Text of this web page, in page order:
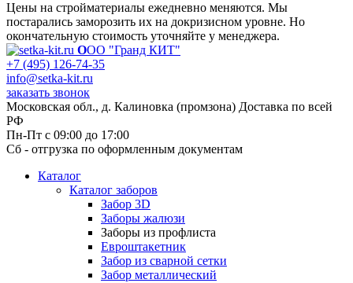
Цены на стройматериалы ежедневно меняются. Мы
постарались заморозить их на докризисном уровне. Но
окончательную стоимость уточняйте у менеджера.
ООО "Гранд КИТ"
+7 (495) 126-74-35
info@setka-kit.ru
заказать звонок
Московская обл., д. Калиновка (промзона) Доставка по всей
РФ
Пн-Пт с 09:00 до 17:00
Сб - отгрузка по оформленным документам
Каталог
Каталог заборов
Забор 3D
Заборы жалюзи
Заборы из профлиста
Евроштакетник
Забор из сварной сетки
Забор металлический